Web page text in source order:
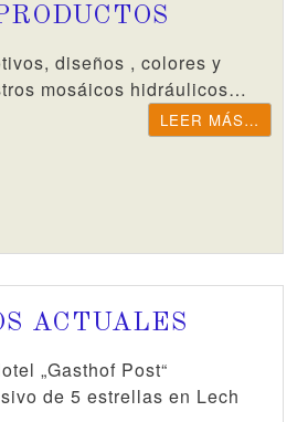
diseños , colores y
mosáicos hidráulicos…
LEER MÁS…
ACTUALES
„Gasthof Post“
de 5 estrellas en Lech